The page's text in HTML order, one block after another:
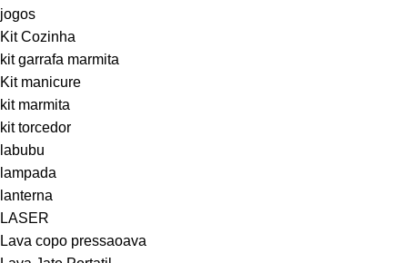
jogos
Kit Cozinha
kit garrafa marmita
Kit manicure
kit marmita
kit torcedor
labubu
lampada
lanterna
LASER
Lava copo pressaoava